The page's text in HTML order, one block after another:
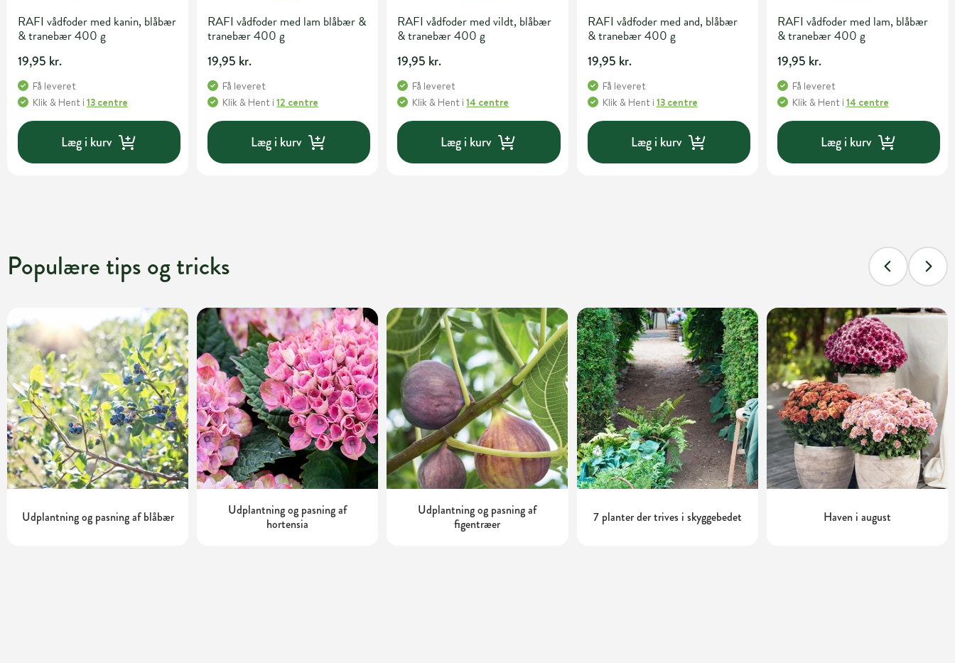
RAFI vådfoder med kanin, blåbær
& tranebær 400 g
19,95 kr.
Få leveret
Klik & Hent i 13 centre
Læg i kurv
RAFI vådfoder med lam blåbær &
tranebær 400 g
19,95 kr.
Få leveret
Klik & Hent i12 centre
Læg i kurv
RAFI vådfoder med vildt, blåbær
& tranebær 400 g
19,95 kr.
Få leveret
Klik & Hent i14 centre
Læg i kurv
RAFI vådfoder med and, blåbær
& tranebær 400 g
19,95 kr.
Få leveret
Klik & Hent i 13 centre
Læg i kurv
RAFI vådfoder med lam, blåbær
& tranebær 400 g
19,95 kr.
Få leveret
Klik & Hent i 14 centre
Læg i kurv
Populære tips og tricks
Udplantning og pasning af blåbær
Udplantning og pasning af
hortensia
Udplantning og pasning af
figentræer
7 planter der trives i skyggebedet Haven i august